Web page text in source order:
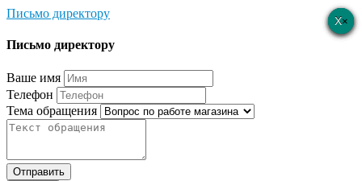
Письмо директору
×
Письмо директору
Ваше имя
Телефон
Тема обращения
Отправить
×
×
×
×